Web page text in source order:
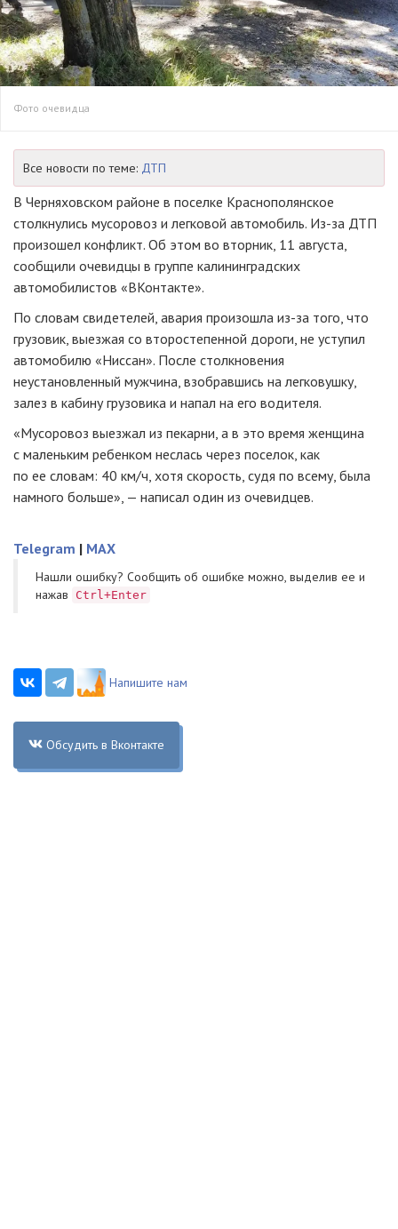
Фото очевидца
Все новости по теме: ДТП
В Черняховском районе в поселке Краснополянское
столкнулись мусоровоз и легковой автомобиль. Из-за ДТП
произошел конфликт. Об этом во вторник, 11 августа,
сообщили очевидцы в группе калининградских
автомобилистов «ВКонтакте».
По словам свидетелей, авария произошла из-за того, что
грузовик, выезжая со второстепенной дороги, не уступил
автомобилю «Ниссан». После столкновения
неустановленный мужчина, взобравшись на легковушку,
залез в кабину грузовика и напал на его водителя.
«Мусоровоз выезжал из пекарни, а в это время женщина
с маленьким ребенком неслась через поселок, как
по ее словам: 40 км/ч, хотя скорость, судя по всему, была
намного больше», — написал один из очевидцев.
Telegram | MAX
Нашли ошибку? Cообщить об ошибке можно, выделив ее и
нажав
Ctrl+Enter
Напишите нам
Обсудить в Вконтакте